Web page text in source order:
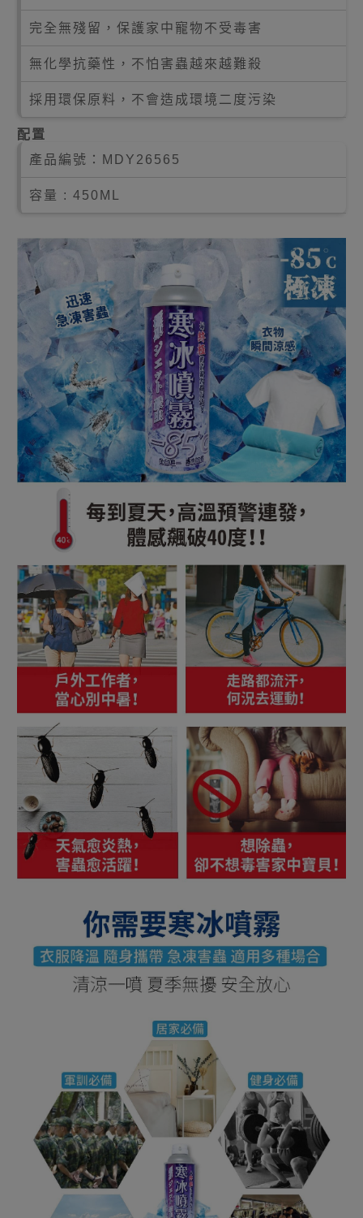
完全無殘留，保護家中寵物不受毒害
無化學抗藥性，不怕害蟲越來越難殺
採用環保原料，不會造成環境二度污染
配置
產品編號：
MDY26565
容量 : 450ML